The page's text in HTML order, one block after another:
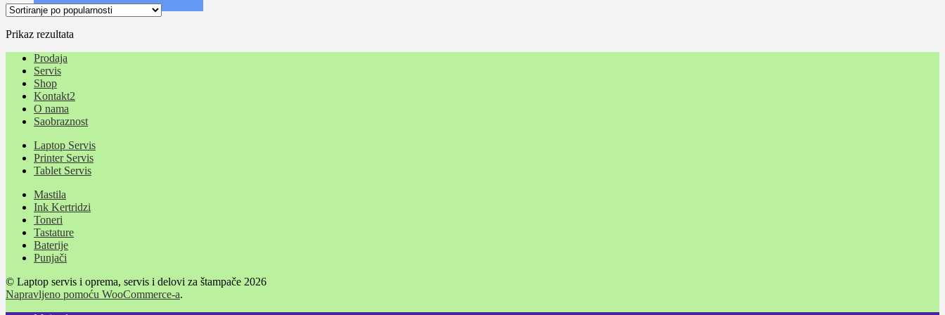
Prikaz rezultata
Prodaja
Servis
Shop
Kontakt2
O nama
Saobraznost
Laptop Servis
Printer Servis
Tablet Servis
Mastila
Ink Kertridzi
Toneri
Tastature
Baterije
Punjači
© Laptop servis i oprema, servis i delovi za štampače 2026
Napravljeno pomoću WooCommerce-a.